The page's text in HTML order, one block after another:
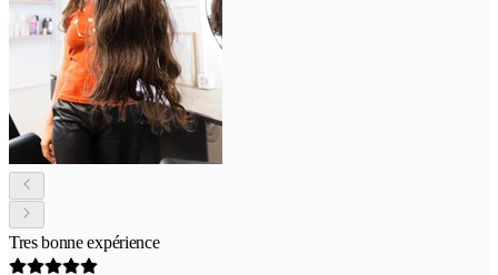
Tres bonne expérience